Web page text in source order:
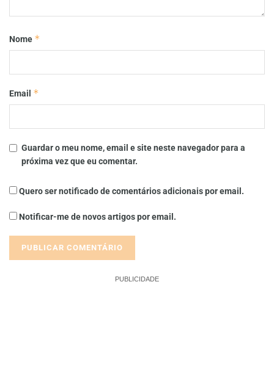
Nome *
Email *
Guardar o meu nome, email e site neste navegador para a
próxima vez que eu comentar.
Quero ser notificado de comentários adicionais por email.
Notificar-me de novos artigos por email.
PUBLICIDADE